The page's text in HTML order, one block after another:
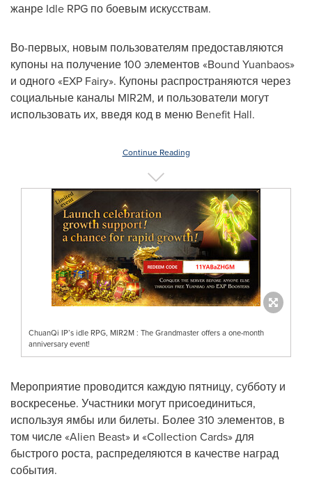
жанре Idle RPG по боевым искусствам.
Во-первых, новым пользователям предоставляются
купоны на получение 100 элементов «Bound Yuanbaos»
и одного «EXP Fairy». Купоны распространяются через
социальные каналы MIR2M, и пользователи могут
использовать их, введя код в меню Benefit Hall.
Continue Reading
ChuanQi IP’s idle RPG, MIR2M : The Grandmaster offers a one-month
anniversary event!
Мероприятие проводится каждую пятницу, субботу и
воскресенье. Участники могут присоединиться,
используя ямбы или билеты. Более 310 элементов, в
том числе «Alien Beast» и «Collection Cards» для
быстрого роста, распределяются в качестве наград
события.